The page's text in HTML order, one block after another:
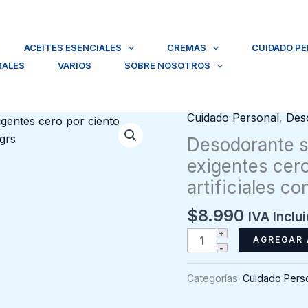
ACEITES ESENCIALES CREMAS
CUIDADO
VARIOS SOBRE NOSOTROS
Cuidado Personal,
Desodorante
exigentes
artificiales
$8.990 IVA
Desodorante
sólido
LemonGrass
Categorías: Cuidado